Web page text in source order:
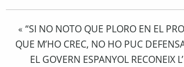
« “SI NO NOTO QUE PLORO EN EL
QUE M’HO CREC, NO HO PUC
EL GOVERN ESPANYOL RECONEIX